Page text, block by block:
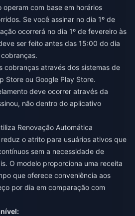
com base em horários
Se você assinar no dia 1º de
ocorrerá no dia 1º de fevereiro às
ser feito antes das 15:00 do dia
cobranças através dos sistemas de
Store ou Google Play Store.
deve ocorrer através da
não dentro do aplicativo
Renovação Automática
o atrito para usuários ativos que
sem a necessidade de
O modelo proporciona uma receita
que oferece conveniência aos
por dia em comparação com